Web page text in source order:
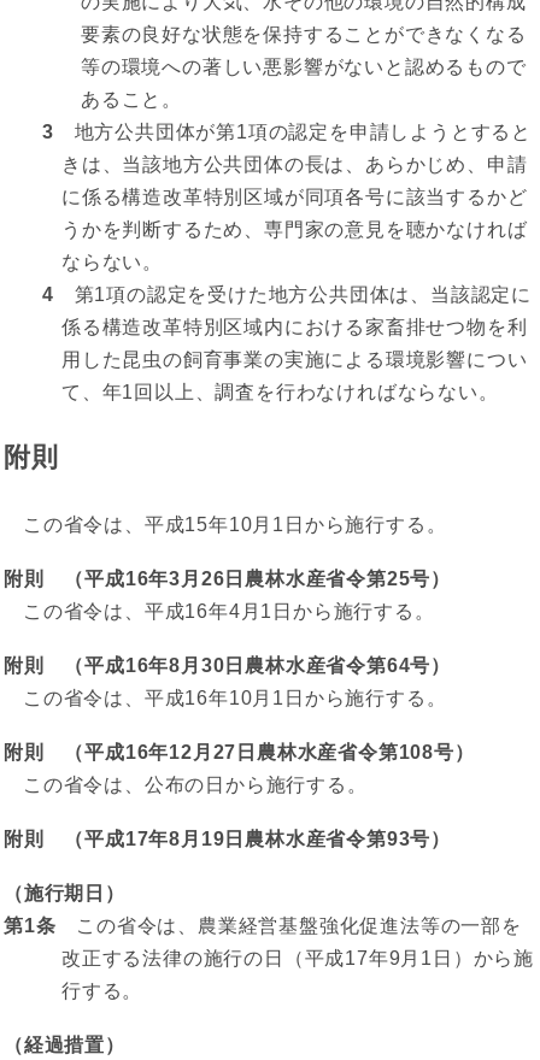
要素の良好な状態を保持することができなくなる
等の環境への著しい悪影響がないと認めるもので
あること。
3 地方公共団体が第1項の認定を申請しようとすると
きは、当該地方公共団体の長は、あらかじめ、申請
に係る構造改革特別区域が同項各号に該当するかど
うかを判断するため、専門家の意見を聴かなければ
ならない。
4 第1項の認定を受けた地方公共団体は、当該認定に
係る構造改革特別区域内における家畜排せつ物を利
用した昆虫の飼育事業の実施による環境影響につい
て、年1回以上、調査を行わなければならない。
附則
この省令は、平成15年10月1日から施行する。
附則 （平成16年3月26日農林水産省令第25号）
この省令は、平成16年4月1日から施行する。
附則 （平成16年8月30日農林水産省令第64号）
この省令は、平成16年10月1日から施行する。
附則 （平成16年12月27日農林水産省令第108号）
この省令は、公布の日から施行する。
附則 （平成17年8月19日農林水産省令第93号）
（施行期日）
第1条 この省令は、農業経営基盤強化促進法等の一部を
改正する法律の施行の日（平成17年9月1日）から施
行する。
（経過措置）